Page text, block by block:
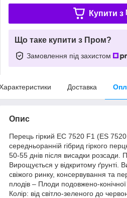
Купити з
Що таке купити з Пром?
Замовлення під захистом
Доставка
Опис
Перець гіркий ЕС 7520 F1 (ES
середньоранній гібрид гіркого
50-55 днів після висадки розсади.
Вирощується у відкритому ґрунті.
свіжого ринку, консервування та
плодів – Плоди подовжено-
Колір: від світло-зеленого до